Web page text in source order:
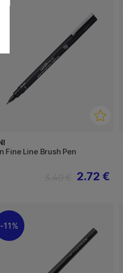
Fine Line Brush Pen
2.72 €
11%